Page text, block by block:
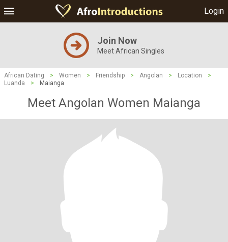
Login
Join Now
Meet African Singles
African Dating > Women > Friendship > Angolan > Location
>
Luanda
> Maianga
Meet Angolan Women Maianga